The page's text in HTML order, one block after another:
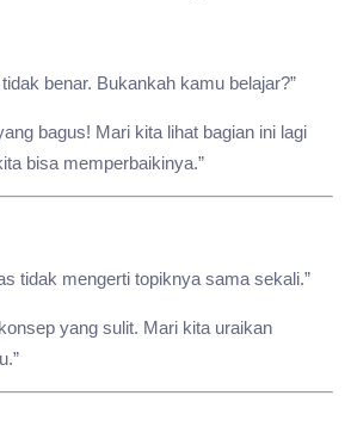
benar. Bukankah kamu belajar?”
bagus! Mari kita lihat bagian ini lagi
bisa memperbaikinya.”
tidak mengerti topiknya sama sekali.”
yang sulit. Mari kita uraikan